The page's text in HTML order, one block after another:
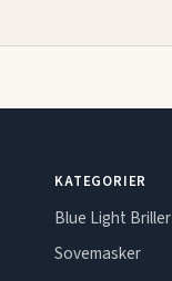
KATEGORIER
Blue Light Briller
Sovemasker